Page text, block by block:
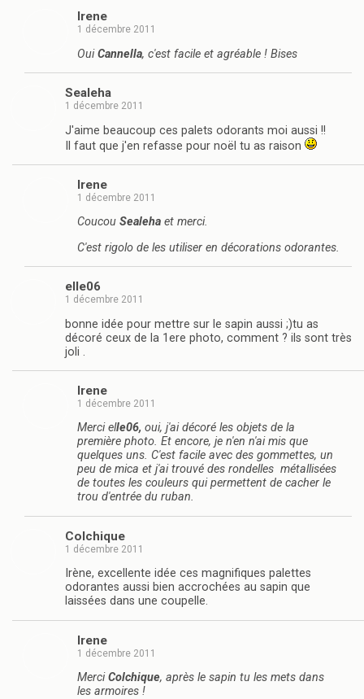
Irene
1 décembre 2011
OuiCannella, c'est facile et agréable ! Bises
Sealeha
1 décembre 2011
J'aime beaucoup ces palets odorants moi aussi !!
Il faut que j'en refasse pour noël tu as raison
Irene
1 décembre 2011
Coucou Sealeha et merci.
C'est rigolo de les utiliser en décorations odorantes.
elle06
1 décembre 2011
bonne idée pour mettre sur le sapin aussi ;)tu as
décoré ceux de la 1ere photo, comment ? ils sont très
joli .
Irene
1 décembre 2011
Merci elle06, oui, j'ai décoré les objets de la
première photo. Et encore, je n'en n'ai mis que
quelques uns. C'est facile avec des gommettes, un
peu de mica et j'ai trouvé des rondelles métallisées
de toutes les couleurs qui permettent de cacher le
trou d'entrée du ruban.
Colchique
1 décembre 2011
Irène, excellente idée ces magnifiques palettes
odorantes aussi bien accrochées au sapin que
laissées dans une coupelle.
Irene
1 décembre 2011
MerciColchique, après le sapin tu les mets dans
les armoires !